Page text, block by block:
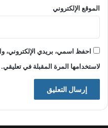
الموقع الإلكتروني
احفظ اسمي، بريدي الإلكتروني،
لاستخدامها المرة المقبلة في تعليقي.